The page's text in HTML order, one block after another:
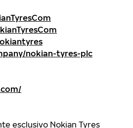
nokian-tyres-plc
esclusivo Nokian Tyres